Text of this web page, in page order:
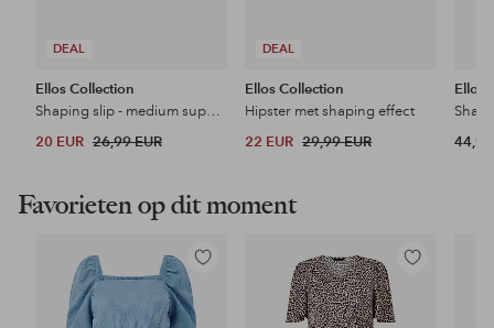
DEAL
Ellos Collection
Shaping slip - medium support
20 EUR 26,99 EUR
DEAL
Ellos Collection
Hipster met shaping effect
22 EUR 29,99 EUR
Ellos
44,99
Favorieten op dit moment
Toevoegen
aan
favorieten
Toevoegen